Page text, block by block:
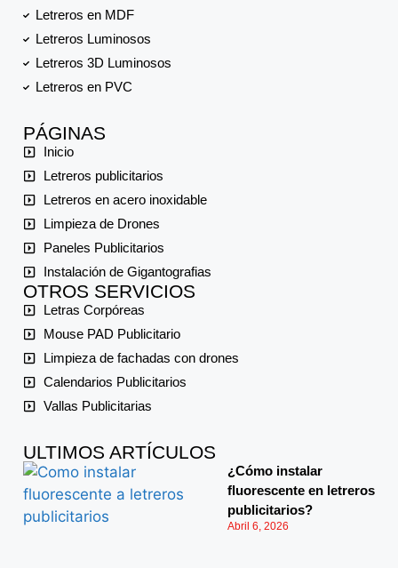
Letreros en MDF
Letreros Luminosos
Letreros 3D Luminosos
Letreros en PVC
PÁGINAS
Inicio
Letreros publicitarios
Letreros en acero inoxidable
Limpieza de Drones
Paneles Publicitarios
Instalación de Gigantografias
OTROS SERVICIOS
Letras Corpóreas
Mouse PAD Publicitario
Limpieza de fachadas con drones
Calendarios Publicitarios
Vallas Publicitarias
ULTIMOS ARTÍCULOS
¿Cómo instalar
fluorescente en letreros
publicitarios?
Abril 6, 2026